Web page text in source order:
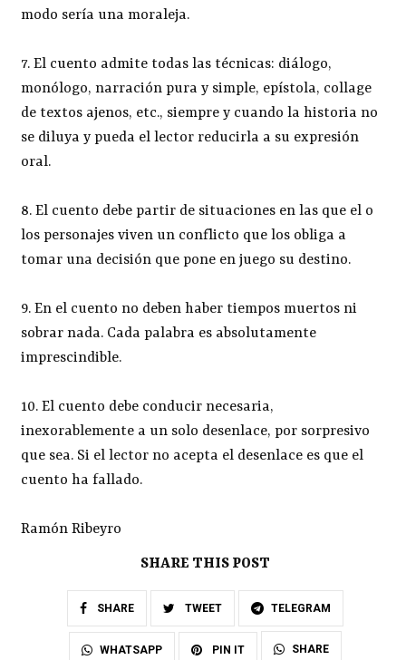
modo sería una moraleja.
7. El cuento admite todas las técnicas: diálogo,
monólogo, narración pura y simple, epístola, collage
de textos ajenos, etc., siempre y cuando la historia no
se diluya y pueda el lector reducirla a su expresión
oral.
8. El cuento debe partir de situaciones en las que el o
los personajes viven un conflicto que los obliga a
tomar una decisión que pone en juego su destino.
9. En el cuento no deben haber tiempos muertos ni
sobrar nada. Cada palabra es absolutamente
imprescindible.
10. El cuento debe conducir necesaria,
inexorablemente a un solo desenlace, por sorpresivo
que sea. Si el lector no acepta el desenlace es que el
cuento ha fallado.
Ramón Ribeyro
SHARE THIS POST
SHARE TWEET TELEGRAM
WHATSAPP PIN IT SHARE